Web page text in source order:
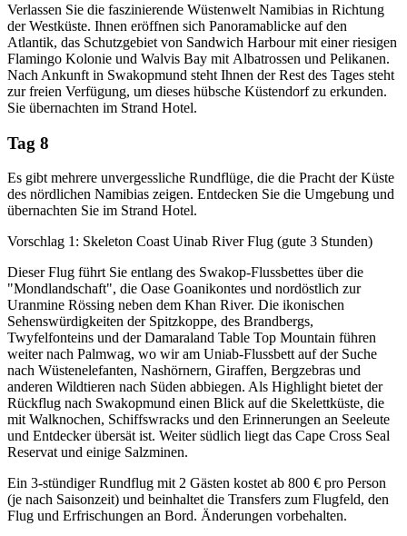
Verlassen Sie die faszinierende Wüstenwelt Namibias in Richtung
der Westküste. Ihnen eröffnen sich Panoramablicke auf den
Atlantik, das Schutzgebiet von Sandwich Harbour mit einer riesigen
Flamingo Kolonie und Walvis Bay mit Albatrossen und Pelikanen.
Nach Ankunft in Swakopmund steht Ihnen der Rest des Tages steht
zur freien Verfügung, um dieses hübsche Küstendorf zu erkunden.
Sie übernachten im Strand Hotel.
Tag 8
Es gibt mehrere unvergessliche Rundflüge, die die Pracht der Küste
des nördlichen Namibias zeigen. Entdecken Sie die Umgebung und
übernachten Sie im Strand Hotel.
Vorschlag 1: Skeleton Coast Uinab River Flug (gute 3 Stunden)
Dieser Flug führt Sie entlang des Swakop-Flussbettes über die
"Mondlandschaft", die Oase Goanikontes und nordöstlich zur
Uranmine Rössing neben dem Khan River. Die ikonischen
Sehenswürdigkeiten der Spitzkoppe, des Brandbergs,
Twyfelfonteins und der Damaraland Table Top Mountain führen
weiter nach Palmwag, wo wir am Uniab-Flussbett auf der Suche
nach Wüstenelefanten, Nashörnern, Giraffen, Bergzebras und
anderen Wildtieren nach Süden abbiegen. Als Highlight bietet der
Rückflug nach Swakopmund einen Blick auf die Skelettküste, die
mit Walknochen, Schiffswracks und den Erinnerungen an Seeleute
und Entdecker übersät ist. Weiter südlich liegt das Cape Cross Seal
Reservat und einige Salzminen.
Ein 3-stündiger Rundflug mit 2 Gästen kostet ab 800 € pro Person
(je nach Saisonzeit) und beinhaltet die Transfers zum Flugfeld, den
Flug und Erfrischungen an Bord. Änderungen vorbehalten.